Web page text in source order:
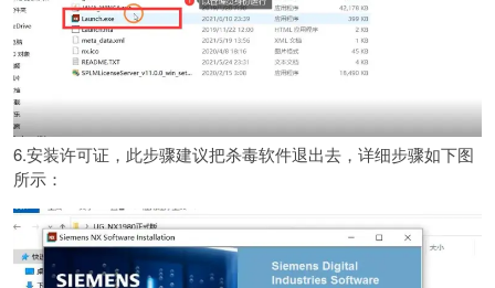
6.安装许可证，此步骤建议把杀毒软件退出去，详细步骤如下图
所示：